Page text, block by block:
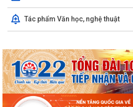
Tác phẩm Văn học, nghệ thuật